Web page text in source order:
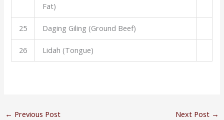
Fat)
25 Daging Giling (Ground Beef)
26 Lidah (Tongue)
← Previous Post Next Post →